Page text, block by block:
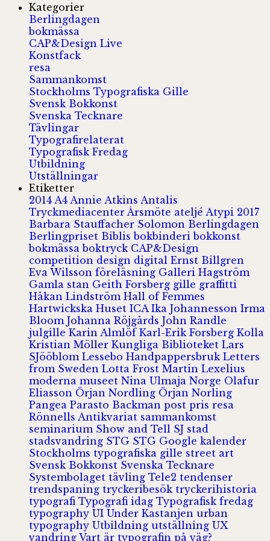
Kategorier
Berlingdagen
bokmässa
CAP&Design Live
Konstfack
resa
Sammankomst
Stockholms Typografiska Gille
Svensk Bokkonst
Svenska Tecknare
Tävlingar
Typografirelaterat
Typografisk Fredag
Utbildning
Utställningar
Etiketter
2014 A4 Annie Atkins Antalis
Tryckmediacenter Årsmöte ateljé Atypi 2017
Barbara Stauffacher Solomon Berlingdagen
Berlingpriset Biblisbokbinderibokkonst
bokmässaboktryck CAP&Design
competition design digital Ernst Billgren
Eva Wilsson föreläsning Galleri Hagström
Gamla stan Geith Forsberg gille graffitti
Håkan Lindström Hall of Femmes
Hartwickska Huset ICA Ika Johannesson Irma
Bloom Johanna Röjgårds John Randle
julgille Karin Almlöf Karl-Erik Forsberg Kolla
Kristian Möller Kungliga Biblioteket Lars
SJööblom Lessebo Handpappersbruk Letters
from Sweden Lotta Frost Martin Lexelius
moderna museet Nina Ulmaja Norge Olafur
Eliasson Örjan Nordling Örjan Norling
Pangea Parasto Backman post pris resa
Rönnells Antikvariat sammankomst
seminarium Show and Tell SJ stad
stadsvandring STG STG Google kalender
Stockholms typografiska gille street art
Svensk Bokkonst Svenska Tecknare
Systembolaget tävling Tele2 tendenser
trendspaning tryckeribesök tryckerihistoria
typografi Typografi idag Typografisk fredag
typography UI Under Kastanjen urban
typography Utbildning utställning UX
vandring Vart är typografin på väg?